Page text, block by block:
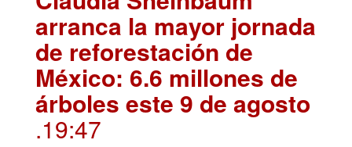
arranca la mayor jornada
de reforestación de
México: 6.6 millones de
árboles este 9 de agosto
.19:47